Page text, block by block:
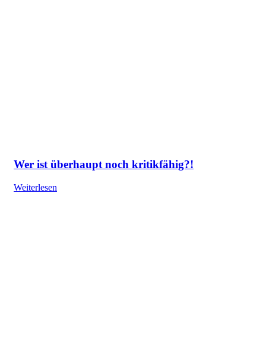
Wer ist überhaupt noch kritikfähig?!
Weiterlesen